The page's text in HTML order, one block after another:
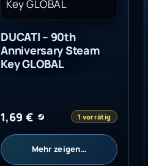
DUCATI – 90th
Anniversary Steam
Key GLOBAL
1,69 € 1 vorrätig
Mehr zeigen…